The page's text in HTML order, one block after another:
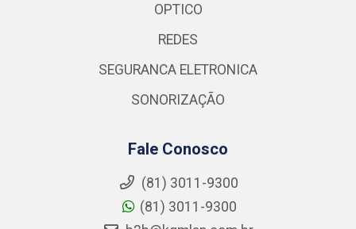
OPTICO
REDES
SEGURANCA ELETRONICA
SONORIZAÇÃO
Fale Conosco
(81) 3011-9300
(81) 3011-9300